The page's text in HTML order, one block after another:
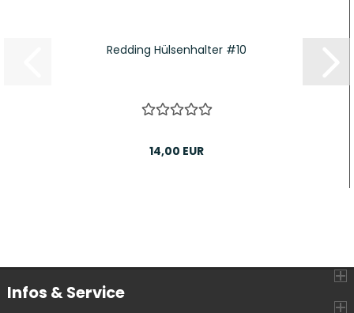
Redding Hülsenhalter #10
14,00 EUR
Infos & Service